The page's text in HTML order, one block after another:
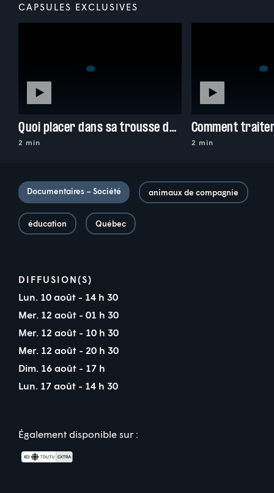
CAPSULES EXCLUSIVES
Quoi placer dans sa trousse de premiers soins
2 min 2 min
Documentaires – Société animaux de compagnie
éducation Québec
DIFFUSION(S)
Lun. 10 août - 14 h 30
Mer. 12 août - 01 h 30
Mer. 12 août - 10 h 30
Mer. 12 août - 20 h 30
Dim. 16 août - 17 h
Lun. 17 août - 14 h 30
Également disponible sur :